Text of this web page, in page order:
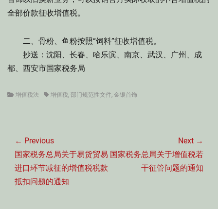
全部价款征收增值税。
二、骨粉、鱼粉按照“饲料”征收增值税。
抄送：沈阳、长春、哈乐滨、南京、武汉、广州、成
都、西安市国家税务局
Categories
增值税法 Tags增值税, 部门规范性文件, 金银首饰
章
导
航
← Previous
Previous
post:
国家税务总局关于易货贸易
进口环节减征的增值税税款
抵扣问题的通知
Next →
Next
国家税务总局关于增值税若
干征管问题的通知